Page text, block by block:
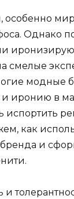
особенно
Однако
смелые
модные
иронию в
испортить
как
и
и